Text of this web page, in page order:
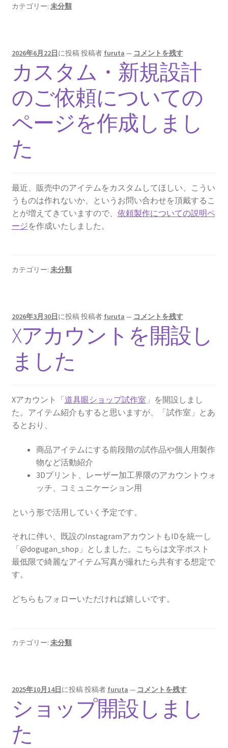
カテゴリー: 未分類
2026年6月22日に投稿投稿者 furuta — コメントを残す
カスタム・新規設計
のご依頼についての
ページを作成しまし
た
最近、販売中のアイテムをカスタムしてほしい、こうい
うものは作れないか、というお問い合わせを頂戴するこ
とが増えてきていますので、 依頼製作についての説明ペ
ージを作成いたしました。
カテゴリー: 未分類
2026年3月30日に投稿投稿者 furuta — コメントを残す
Xアカウントを開設し
ました
Xアカウント「道具眼ショップ試作室 」を開設しまし
た。アイテム紹介もすると思いますが、「試作室」とあ
るとおり、
商品アイテムにする前段階の試作品や個人用製作
物など活動紹介
3Dプリント、レーザー加工界隈のアカウントウォ
ッチ、コミュニケーション用
という形で活用していく予定です。
それに伴い、既設のInstagramアカウントもIDを統一し
「@dogugan_shop」としました。こちらは文字ポスト
最低限で綺麗なアイテム写真が撮れたら共有する想定で
す。
どちらもフォローいただければ嬉しいです。
カテゴリー: 未分類
2025年10月14日に投稿投稿者 furuta — コメントを残す
ショップ開設しまし
た